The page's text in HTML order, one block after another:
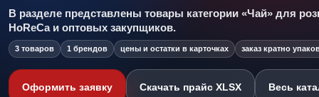
В разделе представлены товары категории «Чай» для
HoReCa и оптовых закупщиков.
3 товаров 1 брендов цены и остатки в карточках заказ кратно
Оформить заявку Скачать прайс XLSX Весь